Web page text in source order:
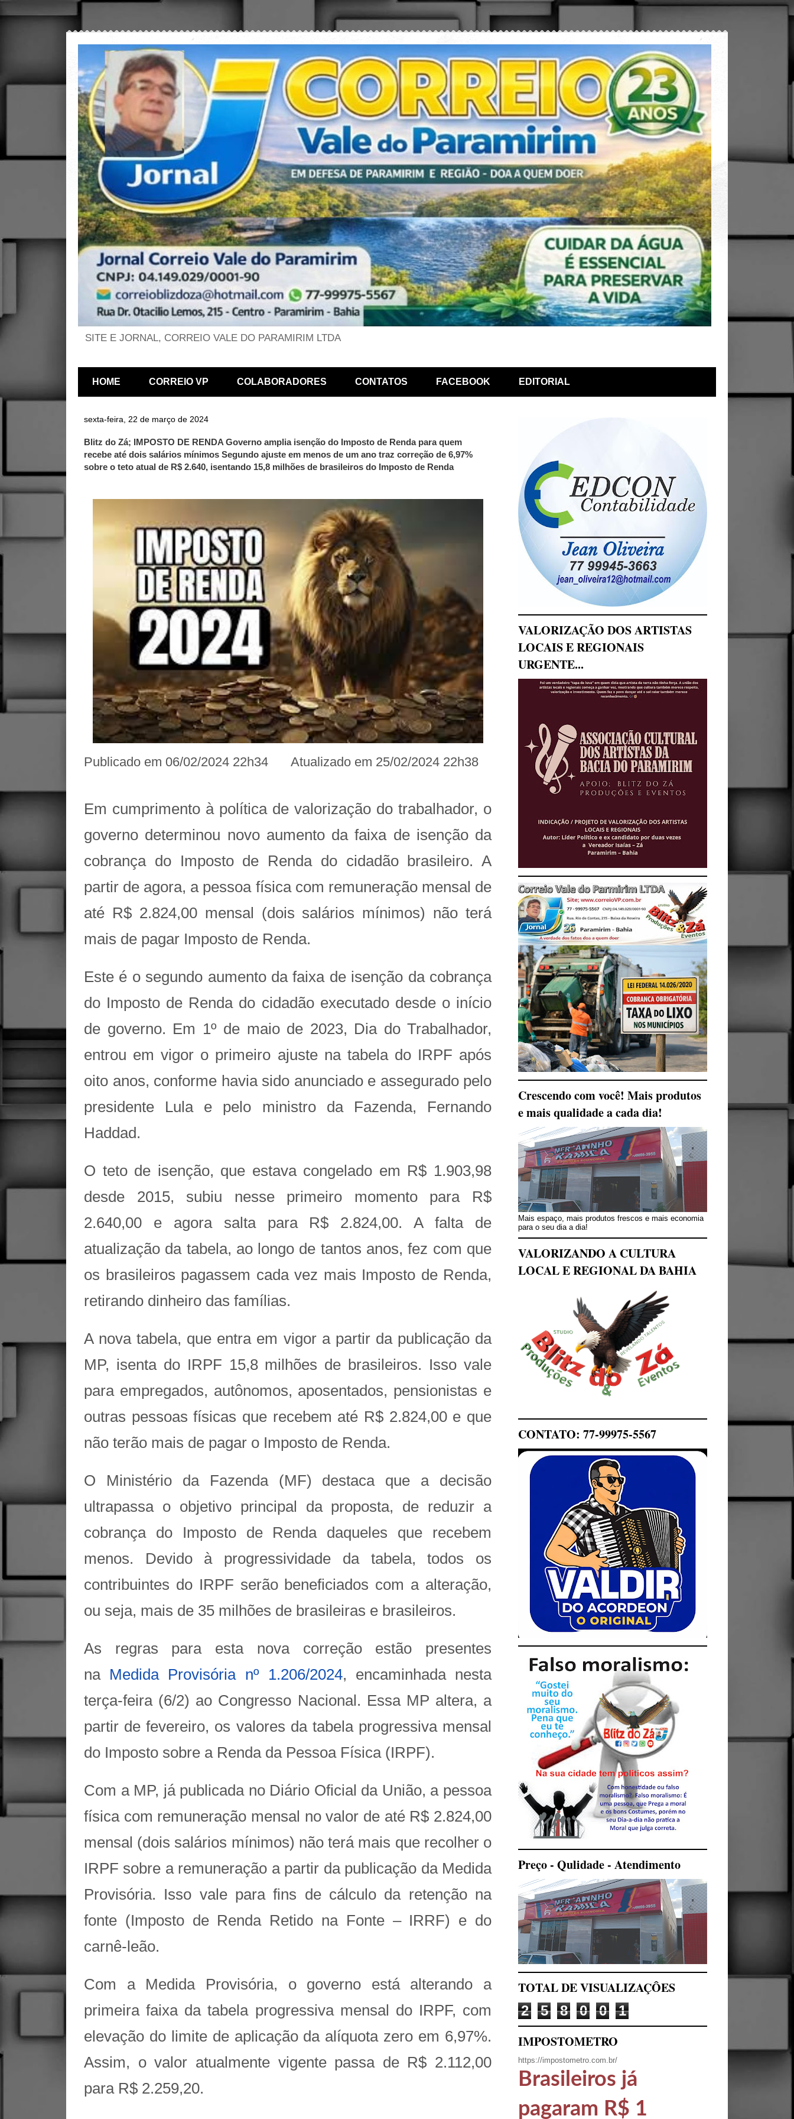
SITE E JORNAL, CORREIO VALE DO PARAMIRIM LTDA
HOME CORREIO VP COLABORADORES CONTATOS FACEBOOK EDITORIAL
sexta-feira, 22 de março de 2024
Blitz do Zá; IMPOSTO DE RENDA Governo amplia isenção do Imposto de Renda para quem
recebe até dois salários mínimos Segundo ajuste em menos de um ano traz correção de 6,97%
sobre o teto atual de R$ 2.640, isentando 15,8 milhões de brasileiros do Imposto de Renda
Publicado em 06/02/2024 22h34 Atualizado em 25/02/2024 22h38
Em cumprimento à política de valorização do trabalhador, o
governo determinou novo aumento da faixa de isenção da
cobrança do Imposto de Renda do cidadão brasileiro. A
partir de agora, a pessoa física com remuneração mensal de
até R$ 2.824,00 mensal (dois salários mínimos) não terá
mais de pagar Imposto de Renda.
Este é o segundo aumento da faixa de isenção da cobrança
do Imposto de Renda do cidadão executado desde o início
de governo. Em 1º de maio de 2023, Dia do Trabalhador,
entrou em vigor o primeiro ajuste na tabela do IRPF após
oito anos, conforme havia sido anunciado e assegurado pelo
presidente Lula e pelo ministro da Fazenda, Fernando
Haddad.
O teto de isenção, que estava congelado em R$ 1.903,98
desde 2015, subiu nesse primeiro momento para R$
2.640,00 e agora salta para R$ 2.824,00. A falta de
atualização da tabela, ao longo de tantos anos, fez com que
os brasileiros pagassem cada vez mais Imposto de Renda,
retirando dinheiro das famílias.
A nova tabela, que entra em vigor a partir da publicação da
MP, isenta do IRPF 15,8 milhões de brasileiros. Isso vale
para empregados, autônomos, aposentados, pensionistas e
outras pessoas físicas que recebem até R$ 2.824,00 e que
não terão mais de pagar o Imposto de Renda.
O Ministério da Fazenda (MF) destaca que a decisão
ultrapassa o objetivo principal da proposta, de reduzir a
cobrança do Imposto de Renda daqueles que recebem
menos. Devido à progressividade da tabela, todos os
contribuintes do IRPF serão beneficiados com a alteração,
ou seja, mais de 35 milhões de brasileiras e brasileiros.
As regras para esta nova correção estão presentes
na Medida Provisória nº 1.206/2024, encaminhada nesta
terça-feira (6/2) ao Congresso Nacional. Essa MP altera, a
partir de fevereiro, os valores da tabela progressiva mensal
do Imposto sobre a Renda da Pessoa Física (IRPF).
Com a MP, já publicada no Diário Oficial da União, a pessoa
física com remuneração mensal no valor de até R$ 2.824,00
mensal (dois salários mínimos) não terá mais que recolher o
IRPF sobre a remuneração a partir da publicação da Medida
Provisória. Isso vale para fins de cálculo da retenção na
fonte (Imposto de Renda Retido na Fonte – IRRF) e do
carnê-leão.
Com a Medida Provisória, o governo está alterando a
primeira faixa da tabela progressiva mensal do IRPF, com
elevação do limite de aplicação da alíquota zero em 6,97%.
Assim, o valor atualmente vigente passa de R$ 2.112,00
para R$ 2.259,20.
VALORIZAÇÃO DOS ARTISTAS
LOCAIS E REGIONAIS
URGENTE...
Crescendo com você! Mais produtos
e mais qualidade a cada dia!
Mais espaço, mais produtos frescos e mais economia
para o seu dia a dia!
VALORIZANDO A CULTURA
LOCAL E REGIONAL DA BAHIA
CONTATO: 77-99975-5567
Preço - Qulidade - Atendimento
TOTAL DE VISUALIZAÇÔES
2 5 8 0 0 1
IMPOSTOMETRO
https://impostometro.com.br/
Brasileiros já
pagaram R$ 1